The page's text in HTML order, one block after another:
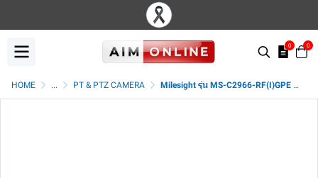
0 0
HOME ... PT & PTZ CAMERA Milesight รุ่น MS-C2966-RF(I)GPE (2MP)